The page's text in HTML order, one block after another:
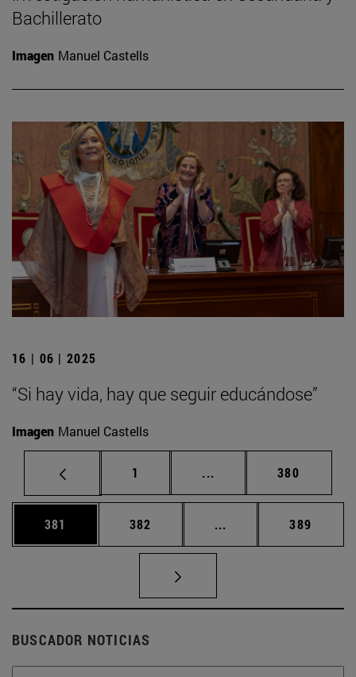
Bachillerato
Imagen Manuel Castells
16 | 06 | 2025
“Si hay vida, hay que seguir educándose”
Imagen Manuel Castells
Página
1 ... Páginas intermedias
Página
380
Página
381 Página
382 ... Páginas intermedias
Página
389
BUSCADOR NOTICIAS